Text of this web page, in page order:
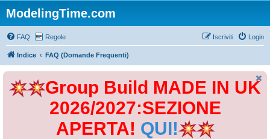
ModelingTime.com
FAQ Regole Login
Iscriviti
Indice FAQ (Domande Frequenti)
Group Build MADE IN UK
2026/2027:SEZIONE
APERTA! QUI!